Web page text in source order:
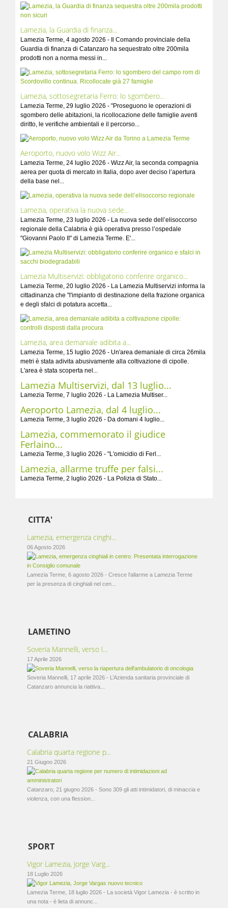
Lamezia, la Guardia di finanza...
Lamezia Terme, 4 agosto 2026 - Il Comando provinciale della
Guardia di finanza di Catanzaro ha sequestrato oltre 200mila
prodotti non a norma messi in...
Lamezia, sottosegretaria Ferro: lo sgombero...
Lamezia Terme, 29 luglio 2026 - "Proseguono le operazioni di
sgombero delle abitazioni, la ricollocazione delle famiglie aventi
diritto, le verifiche ambientali e il percorso...
Aeroporto, nuovo volo Wizz Air...
Lamezia Terme, 24 luglio 2026 - Wizz Air, la seconda compagnia
aerea per quota di mercato in Italia, dopo aver deciso l’apertura
della base nel...
Lamezia, operativa la nuova sede...
Lamezia Terme, 23 luglio 2026 - La nuova sede dell’elisoccorso
regionale della Calabria è già operativa presso l’ospedale
"Giovanni Paolo II" di Lamezia Terme. E'...
Lamezia Multiservizi: obbligatorio conferire organico...
Lamezia Terme, 20 luglio 2026 - La Lamezia Multiservizi informa la
cittadinanza che "l'impianto di destinazione della frazione organica
e degli sfalci di potatura accetta...
Lamezia, area demaniale adibita a...
Lamezia Terme, 15 luglio 2026 - Un'area demaniale di circa 26mila
metri è stata adivita abusivamente alla coltivazione di cipolle.
L'area è stata scoperta nel...
Lamezia Multiservizi, dal 13 luglio...
Lamezia Terme, 7 luglio 2026 - La Lamezia Multiser...
Aeroporto Lamezia, dal 4 luglio...
Lamezia Terme, 3 luglio 2026 - Da domani 4 luglio...
Lamezia, commemorato il giudice
Ferlaino...
Lamezia Terme, 3 luglio 2026 - "L'omicidio di Ferl...
Lamezia, allarme truffe per falsi...
Lamezia Terme, 2 luglio 2026 - La Polizia di Stato...
CITTA'
Lamezia, emergenza cinghi...
06 Agosto 2026
Lamezia Terme, 6 agosto 2026 - Cresce l'allarme a Lamezia Terme
per la presenza di cinghiali nel cen...
LAMETINO
Soveria Mannelli, verso l...
17 Aprile 2026
Soveria Mannelli, 17 aprile 2026 - L’Azienda sanitaria provinciale di
Catanzaro annuncia la riattiva...
CALABRIA
Calabria quarta regione p...
21 Giugno 2026
Catanzaro, 21 giugno 2026 - Sono 309 gli atti intimidatori, di minaccia e
violenza, con una flession...
SPORT
Vigor Lamezia, Jorge Varg...
18 Luglio 2026
Lamezia Terme, 18 luglio 2026 - La società Vigor Lamezia - è scritto in
una nota - è lieta di annunc...